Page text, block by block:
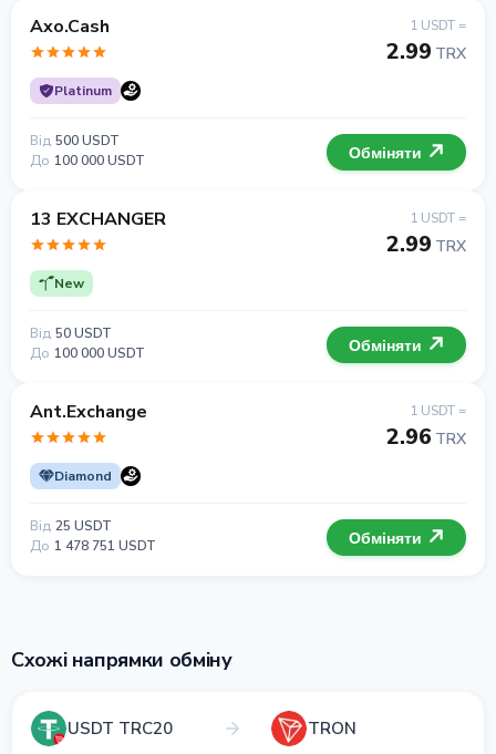
Axo.Cash
Platinum
1 USDT =
2.99 TRX
Від 500 USDT
До 100 000 USDT Обміняти
13 EXCHANGER
New
1 USDT =
2.99 TRX
Від 50 USDT
До 100 000 USDT Обміняти
Ant.Exchange
Diamond
1 USDT =
2.96 TRX
Від 25 USDT
До 1 478 751 USDT Обміняти
Схожі напрямки обміну
USDT TRC20 TRON